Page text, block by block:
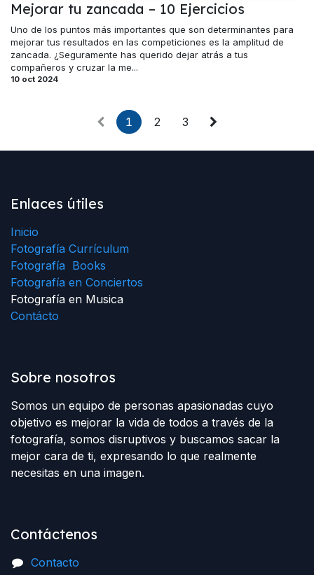
Mejorar tu zancada – 10 Ejercicios
Uno de los puntos más importantes que son determinantes para
mejorar tus resultados en las competiciones es la amplitud de
zancada. ¿Seguramente has querido dejar atrás a tus
compañeros y cruzar la me...
10 oct 2024
1 2 3
Enlaces útiles
Inicio
Fotografía Currículum
Fotografía Books
Fotografía en Conciertos
Fotografía en Musica
Contácto
Sobre nosotros
Somos un equipo de personas apasionadas cuyo
objetivo es mejorar la vida de todos a través de la
fotografía, somos disruptivos y buscamos sacar la
mejor cara de ti, expresando lo que realmente
necesitas en una imagen.
Contáctenos
Contacto